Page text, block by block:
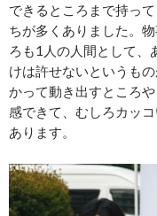
できるところまで持っ
ちが多くありました。
ろも1人の人間として、
けは許せないというも
かって動き出すところ
感できて、むしろカッ
あります。